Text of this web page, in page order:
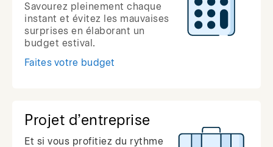
Savourez pleinement chaque
instant et évitez les mauvaises
surprises en élaborant un
budget estival.
Faites votre budget
Projet d’entreprise
Et si vous profitiez du rythme